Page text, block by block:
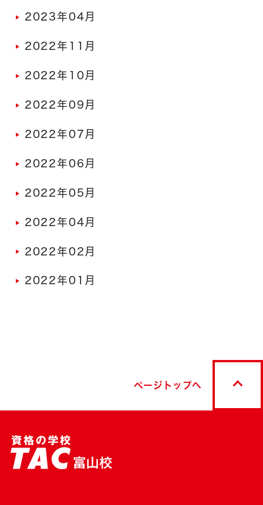
2023年04月
2022年11月
2022年10月
2022年09月
2022年07月
2022年06月
2022年05月
2022年04月
2022年02月
2022年01月
ページトップへ